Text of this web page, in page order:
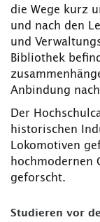
die Wege kurz
und nach den
und
Bibliothek
Anbindung
Der
historischen
Lokomotiven
hochmodernen
geforscht.
Studieren vor